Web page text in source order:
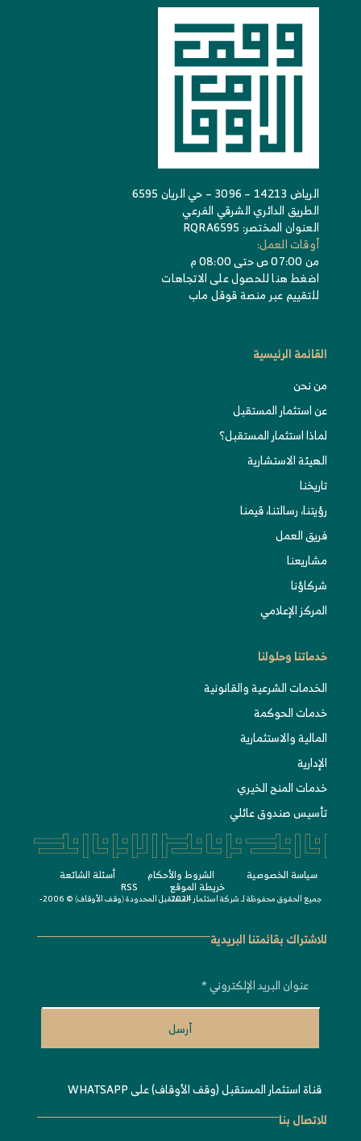
الرياض 14213 – 3096 – حي الريان 6595
الطريق الدائري الشرقي الفرعي
العنوان المختصر: RQRA6595
أوقات العمل:
من 07:00 ص حتى 08:00 م
اضغط هنا للحصول على الاتجاهات
للتقييم عبر منصة قوقل ماب
القائمة الرئيسية
من نحن
عن استثمار المستقبل
لماذا استثمار المستقبل؟
الهيئة الاستشارية
تاريخنا
رؤيتنا، رسالتنا، قيمنا
فريق العمل
مشاريعنا
شركاؤنا
المركز الإعلامي
خدماتنا وحلولنا
الخدمات الشرعية والقانونية
خدمات الحوكمة
المالية والاستثمارية
الإدارية
خدمات المنح الخيري
تأسيس صندوق عائلي
للاشتراك بقائمتنا البريدية
أرسل
قناة استثمار المستقبل (وقف الأوقاف) على WHATSAPP
للاتصال بنا
سياسة الخصوصية الشروط واﻷحكام أسئلة الشائعة
خريطة الموقع RSS
جميع الحقوق محفوظة لـشركة استثمار المستقبل المحدودة 〈وقف الأوقاف〉 © 2006-2024